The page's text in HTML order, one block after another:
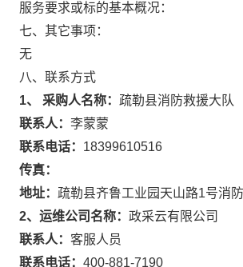
服务要求或标的基本概况：
七、其它事项：
无
八、联系方式
1、 采购人名称： 疏勒县消防救援大队
联系人： 李蒙蒙
联系电话： 18399610516
传真：
地址： 疏勒县齐鲁工业园天山路1号消
2、运维公司名称： 政采云有限公司
联系人： 客服人员
联系电话： 400-881-7190